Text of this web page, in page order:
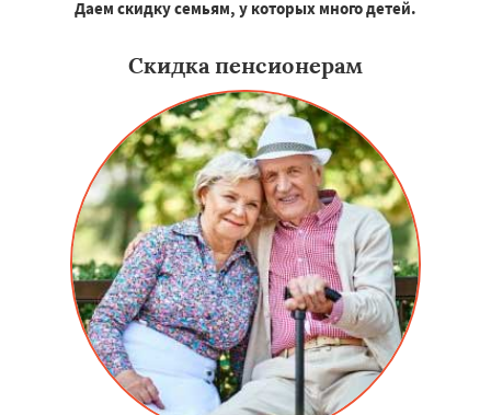
Даем скидку семьям, у которых много детей.
Скидка пенсионерам